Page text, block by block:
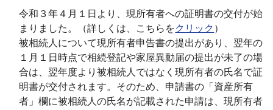
令和３年４月１日より、現所有者への証明書の交付が始
まりました。（詳しくは、こちらをクリック ）
被相続人について現所有者申告書の提出があり、翌年の
１月１日時点で相続登記や家屋異動届の提出が未了の場
合は、翌年度より被相続人ではなく現所有者の氏名で証
明書が交付されます。そのため、申請書の「資産所有
者」欄に被相続人の氏名が記載された申請は、現所有者